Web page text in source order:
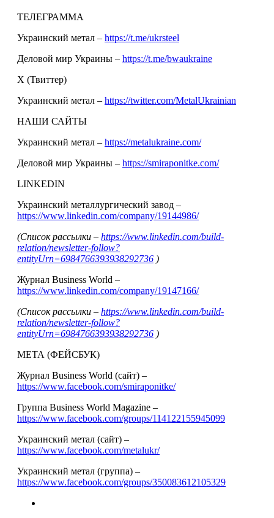
ТЕЛЕГРАММА
Украинский метал – https://t.me/ukrsteel
Деловой мир Украины – https://t.me/bwaukraine
Х (Твиттер)
Украинский метал – https://twitter.com/MetalUkrainian
НАШИ САЙТЫ
Украинский метал – https://metalukraine.com/
Деловой мир Украины – https://smiraponitke.com/
LINKEDIN
Украинский металлургический завод –
https://www.linkedin.com/company/19144986/
(Список рассылки – https://www.linkedin.com/build-
relation/newsletter-follow?
entityUrn=6984766393938292736 )
Журнал Business World –
https://www.linkedin.com/company/19147166/
(Список рассылки – https://www.linkedin.com/build-
relation/newsletter-follow?
entityUrn=6984766393938292736 )
МЕТА (ФЕЙСБУК)
Журнал Business World (сайт) –
https://www.facebook.com/smiraponitke/
Группа Business World Magazine –
https://www.facebook.com/groups/114122155945099
Украинский метал (сайт) –
https://www.facebook.com/metalukr/
Украинский метал (группа) –
https://www.facebook.com/groups/350083612105329